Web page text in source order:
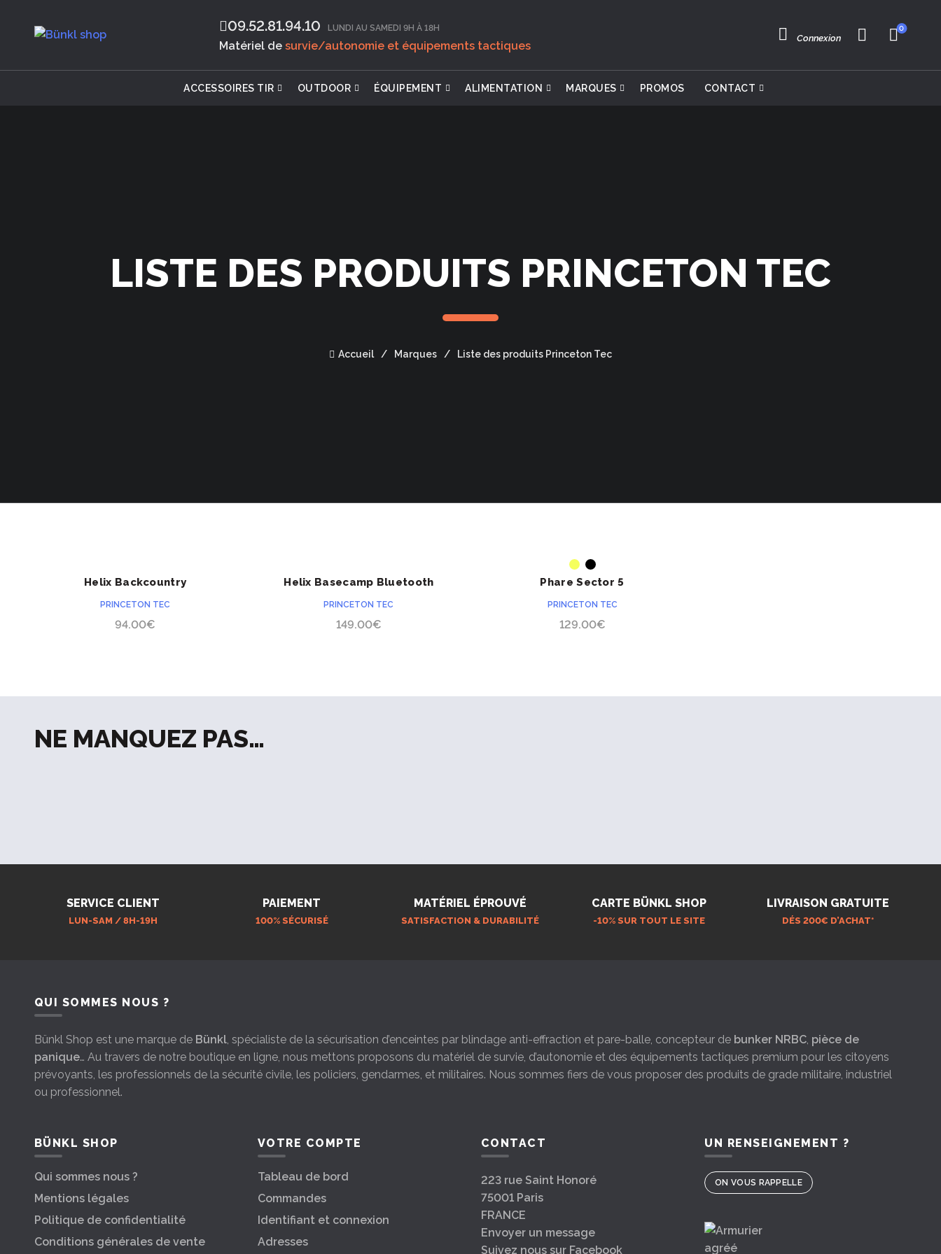
09.52.81.94.10‬ LUNDI AU SAMEDI 9H À 18H
Matériel de survie/autonomie et équipements tactiques
Connexion
0
ACCESSOIRES TIR OUTDOOR ÉQUIPEMENT ALIMENTATION MARQUES PROMOS CONTACT
LISTE DES PRODUITS PRINCETON TEC
Accueil Marques Liste des produits Princeton Tec
Helix Backcountry
PRINCETON TEC
94.00€
Helix Basecamp Bluetooth
PRINCETON TEC
149.00€
ACHETER
Phare Sector 5
PRINCETON TEC
129.00€
NE MANQUEZ PAS…
SERVICE CLIENT
LUN-SAM / 8H-19H
PAIEMENT
100% SÉCURISÉ
MATÉRIEL ÉPROUVÉ
SATISFACTION & DURABILITÉ
CARTE BÜNKL SHOP
-10% SUR TOUT LE SITE
LIVRAISON GRATUITE
DÉS 200€ D’ACHAT*
QUI SOMMES NOUS ?
Bünkl Shop est une marque de Bünkl, spécialiste de la sécurisation d’enceintes par blindage anti-effraction et pare-balle, concepteur de bunker NRBC, pièce de
panique… Au travers de notre boutique en ligne, nous mettons proposons du matériel de survie, d’autonomie et des équipements tactiques premium pour les citoyens
prévoyants, les professionnels de la sécurité civile, les policiers, gendarmes, et militaires. Nous sommes fiers de vous proposer des produits de grade militaire, industriel
ou professionnel.
BÜNKL SHOP
Qui sommes nous ?
Mentions légales
Politique de confidentialité
Conditions générales de vente
VOTRE COMPTE
Tableau de bord
Commandes
Identifiant et connexion
Adresses
CONTACT
223 rue Saint Honoré
75001 Paris
FRANCE
Envoyer un message
Suivez nous sur Facebook
UN RENSEIGNEMENT ?
ON VOUS RAPPELLE